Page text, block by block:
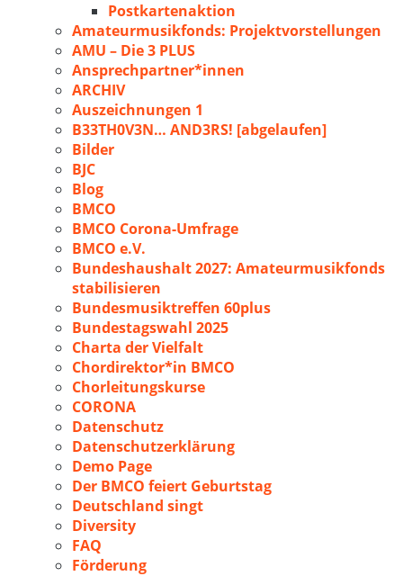
Postkartenaktion
Amateurmusikfonds: Projektvorstellungen
AMU – Die 3 PLUS
Ansprechpartner*innen
ARCHIV
Auszeichnungen 1
B33TH0V3N… AND3RS! [abgelaufen]
Bilder
BJC
Blog
BMCO
BMCO Corona-Umfrage
BMCO e.V.
Bundeshaushalt 2027: Amateurmusikfonds
stabilisieren
Bundesmusiktreffen 60plus
Bundestagswahl 2025
Charta der Vielfalt
Chordirektor*in BMCO
Chorleitungskurse
CORONA
Datenschutz
Datenschutzerklärung
Demo Page
Der BMCO feiert Geburtstag
Deutschland singt
Diversity
FAQ
Förderung